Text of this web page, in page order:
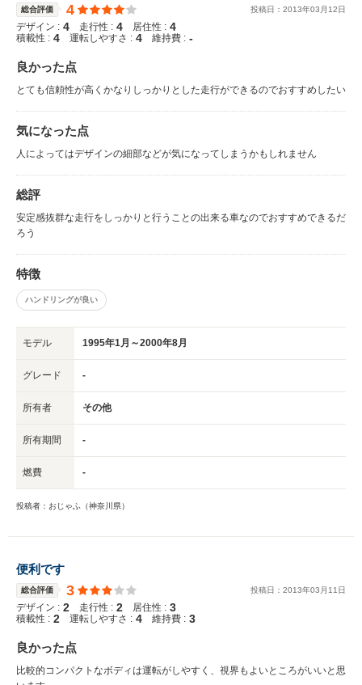
総合評価 4 投稿日： 2013年03 月 12日
デザイン : 4 走行性 : 4 居住性 : 4
積載性 : 4 運転しやすさ : 4 維持費 : -
良かった点
とても信頼性が高くかなりしっかりとした走行ができるのでおすすめしたい
気になった点
人によってはデザインの細部などが気になってしまうかもしれません
総評
安定感抜群な走行をしっかりと行うことの出来る車なのでおすすめできるだ
ろう
特徴
ハンドリングが良い
モデル 1995年1月～2000年8月
グレード -
所有者 その他
所有期間 -
燃費 -
投稿者：おじゃふ（神奈川県）
便利です
総合評価 3 投稿日： 2013年03 月 11 日
デザイン : 2 走行性 : 2 居住性 : 3
積載性 : 2 運転しやすさ : 4 維持費 : 3
良かった点
比較的コンパクトなボディは運転がしやすく、視界もよいところがいいと思